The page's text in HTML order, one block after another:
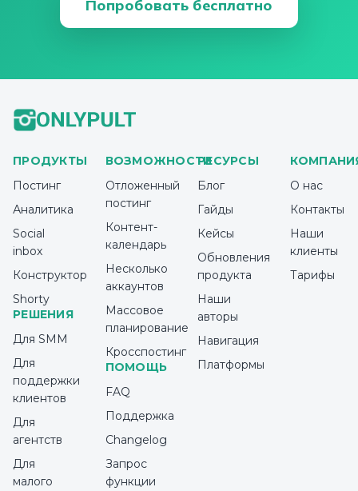
Попробовать бесплатно
ПРОДУКТЫ
Постинг
Аналитика
Social
inbox
Конструктор
Shorty
РЕШЕНИЯ
Для SMM
Для
поддержки
клиентов
Для
агентств
Для
малого
ВОЗМОЖНОСТИ
Отложенный
постинг
Контент-
календарь
Несколько
аккаунтов
Массовое
планирование
Кросспостинг
ПОМОЩЬ
FAQ
Поддержка
Changelog
Запрос
функции
РЕСУРСЫ
Блог
Гайды
Кейсы
Обновления
продукта
Наши
авторы
Навигация
Платформы
О нас
Контакты
Наши
клиенты
Тарифы